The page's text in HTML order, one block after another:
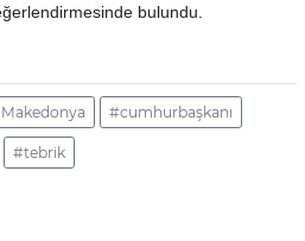
bulundu.
#cumhurbaşkanı
#tebrik